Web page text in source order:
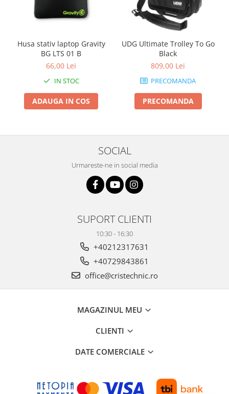
Husa stativ laptop Gravity
BG LTS 01 B
66,00 Lei
IN STOC
ADAUGA IN COS
UDG Ultimate Trolley To Go
Black
809,00 Lei
PRECOMANDA
PRECOMANDA
SOCIAL
Urmareste-ne in social media
SUPORT CLIENTI
10:30 - 16:30
+40212317631
+40729843861
office@cristechnic.ro
MAGAZINUL MEU
CLIENTI
DATE COMERCIALE